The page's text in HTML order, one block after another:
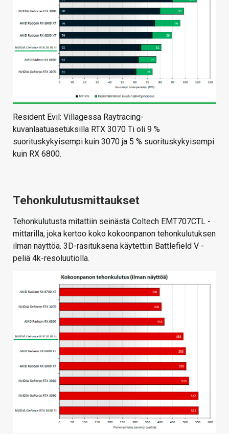
Resident Evil: Villagessa Raytracing-
kuvanlaatuasetuksilla RTX 3070 Ti oli 9 %
suorituskykyisempi kuin 3070 ja 5 % suorituskykyisempi
kuin RX 6800.
Tehonkulutusmittaukset
Tehonkulutusta mitattiin seinästä Coltech EMT707CTL -
mittarilla, joka kertoo koko kokoonpanon tehonkulutuksen
ilman näyttöä. 3D-rasituksena käytettiin Battlefield V -
peliä 4k-resoluutiolla.